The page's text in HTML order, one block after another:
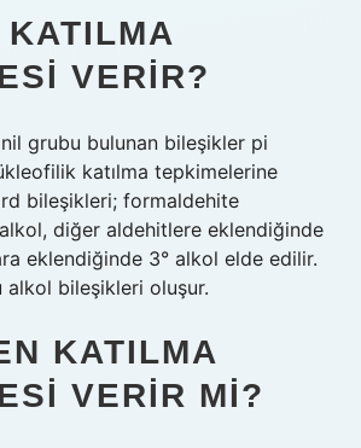
VERIR?
grubu bulunan bileşikler pi
katılma tepkimelerine
bileşikleri; formaldehite
diğer aldehitlere eklendiğinde
eklendiğinde 3° alkol elde edilir.
alkol bileşikleri oluşur.
KATILMA
VERIR MI?